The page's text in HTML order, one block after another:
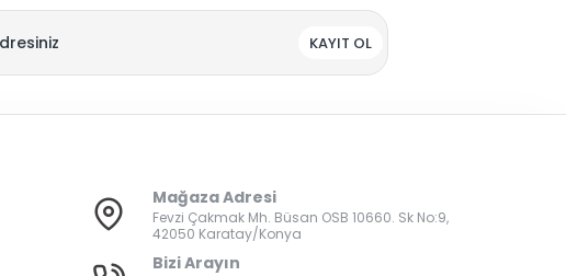
KAYIT OL
Mağaza Adresi
Fevzi Çakmak Mh. Büsan OSB 10660. Sk No:9,
42050 Karatay/Konya
Bizi Arayın